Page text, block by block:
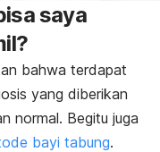
saya
bahwa terdapat
yang diberikan
normal. Begitu juga
bayi tabung.